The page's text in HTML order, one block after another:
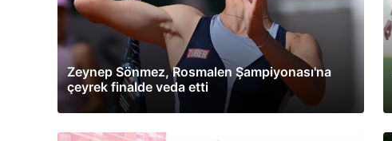
Zeynep Sönmez, Rosmalen Şampiyonası'na
çeyrek finalde veda etti